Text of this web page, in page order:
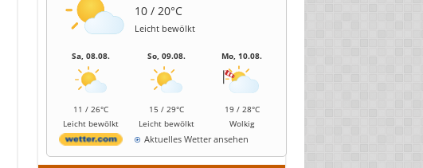
10 / 20°C
Leicht bewölkt
Sa, 08.08.
11 / 26°C
Leicht bewölkt
So, 09.08.
15 / 29°C
Leicht bewölkt
Mo, 10.08.
19 / 28°C
Wolkig
Aktuelles Wetter ansehen